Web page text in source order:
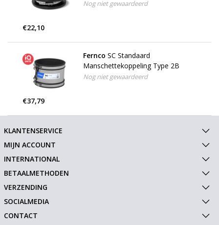
Nog niet gewaardeerd
€22,10
Fernco SC Standaard
Manschettekoppeling Type 2B
Nog niet gewaardeerd
€37,79
KLANTENSERVICE
MIJN ACCOUNT
INTERNATIONAL
BETAALMETHODEN
VERZENDING
SOCIALMEDIA
CONTACT